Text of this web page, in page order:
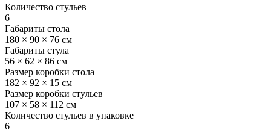
Количество стульев
6
Габариты стола
180 × 90 × 76 см
Габариты стула
56 × 62 × 86 см
Размер коробки стола
182 × 92 × 15 см
Размер коробки стульев
107 × 58 × 112 см
Количество стульев в упаковке
6